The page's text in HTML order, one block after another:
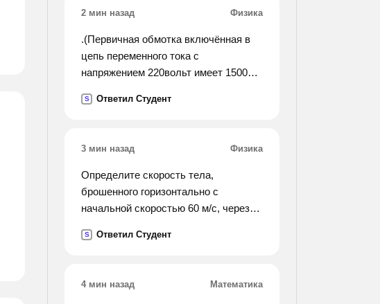
2 мин назад Физика
.(Первичная обмотка включённая в
цепь переменного тока с
напряжением 220вольт имеет 1500
вторичной обмотке. если она должна
S Ответил Студент
3 мин назад Физика
Определите скорость тела,
брошенного горизонтально с
начальной скоростью 60 м/с, через
S Ответил Студент
4 мин назад Математика